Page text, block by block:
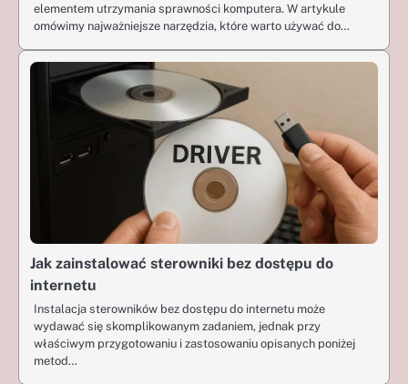
elementem utrzymania sprawności komputera. W artykule
omówimy najważniejsze narzędzia, które warto używać do…
Jak zainstalować sterowniki bez dostępu do
internetu
Instalacja sterowników bez dostępu do internetu może
wydawać się skomplikowanym zadaniem, jednak przy
właściwym przygotowaniu i zastosowaniu opisanych poniżej
metod…